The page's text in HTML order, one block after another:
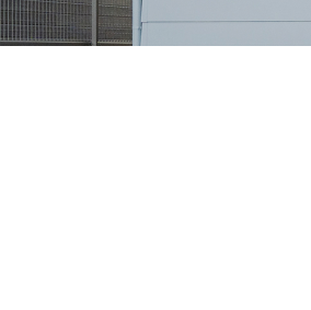
アネシスグループの取り組み